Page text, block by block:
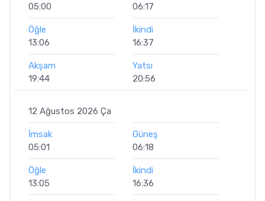
05:00
06:17
Öğle
13:06
İkindi
16:37
Akşam
19:44
Yatsı
20:56
12 Ağustos 2026 Ça
İmsak
05:01
Güneş
06:18
Öğle
13:05
İkindi
16:36